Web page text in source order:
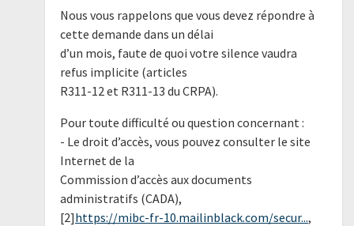
Nous vous rappelons que vous devez répondre à
cette demande dans un délai
d’un mois, faute de quoi votre silence vaudra
refus implicite (articles
R311-12 et R311-13 du CRPA).
Pour toute difficulté ou question concernant :
- Le droit d’accès, vous pouvez consulter le site
Internet de la
Commission d’accès aux documents
administratifs (CADA),
[2]https://mibc-fr-10.mailinblack.com/secur...,